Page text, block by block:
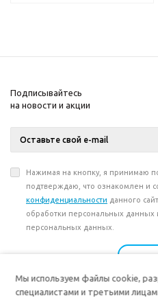
Подписывайтесь
на новости и акции
Нажимая на кнопку, я принимаю
подтверждаю, что ознакомлен и
конфиденциальности данного
обработки персональных данных
персональных данных.
8(3494) 237-001
Мы используем файлы cookie,
специалистами и третьими